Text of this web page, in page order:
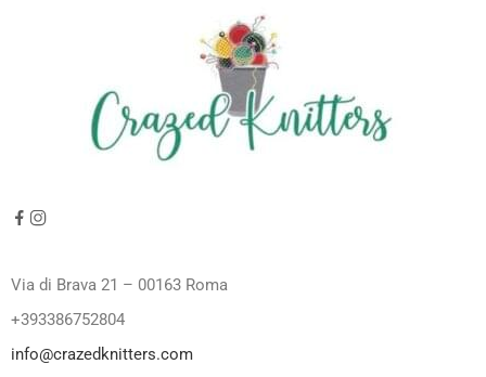
Via di Brava 21 – 00163 Roma
+393386752804
info@crazedknitters.com